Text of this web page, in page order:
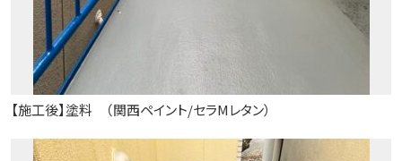
【施工後】塗料 （関西ペイント/セラMレタン）